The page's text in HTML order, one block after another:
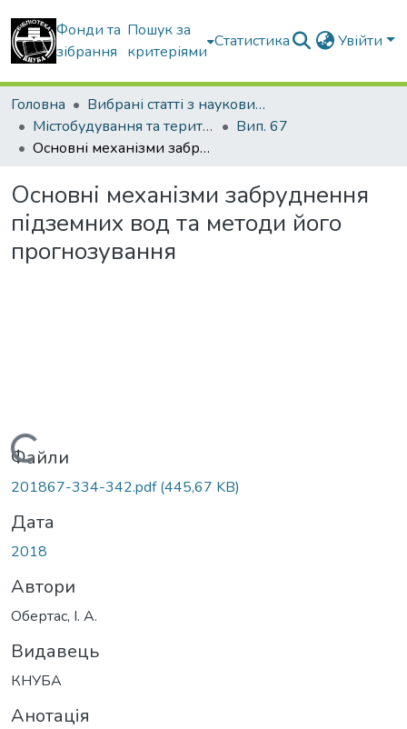
Фонди та
зібрання
Пошук за
критеріями
Статистика Увійти
Головна
Вибрані статті з наукових збірників КНУБА
Містобудування та територіальне планування
Вип. 67
Основні механізми забруднення підземних вод та методи його прогнозування
Основні механізми забруднення
підземних вод та методи його
прогнозування
Вантажиться...
Файли
201867-334-342.pdf(445,67 KB)
Дата
2018
Автори
Обертас, І. А.
Видавець
КНУБА
Анотація